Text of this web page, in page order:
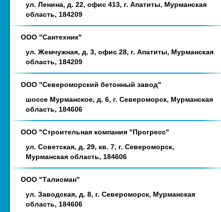
ул. Ленина, д. 22, офис 413, г. Апатиты, Мурманская
область, 184209
ООО "Сантехник"
ул. Жемчужная, д. 3, офис 28, г. Апатиты, Мурманская
область, 184209
ООО "Североморский бетонный завод"
шоссе Мурманское, д. 6, г. Североморск, Мурманская
область, 184606
ООО "Строительная компания "Прогресс"
ул. Советская, д. 29, кв. 7, г. Североморск,
Мурманская область, 184606
ООО "Талисман"
ул. Заводская, д. 8, г. Североморск, Мурманская
область, 184606